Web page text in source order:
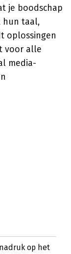
je boodschap
hun taal,
oplossingen
voor alle
media-
op het